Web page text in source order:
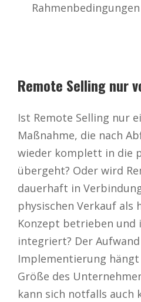
Rahmenbedingungen
Remote Selling nur
Ist Remote Selling nur
Maßnahme, die nach
wieder komplett in die
übergeht? Oder wird
dauerhaft in
physischen Verkauf als
Konzept betrieben und
integriert? Der
Implementierung
Größe des
kann sich notfalls auch